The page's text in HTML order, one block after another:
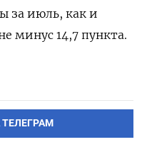
за июль, как и
минус 14,7 пункта.